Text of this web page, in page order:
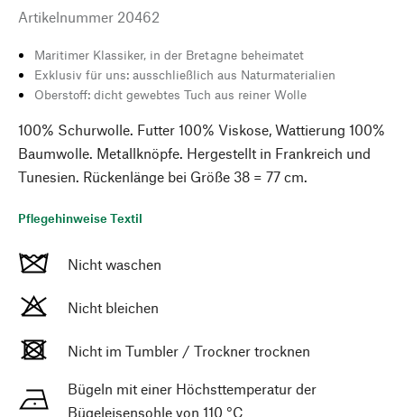
Artikelnummer 20462
Maritimer Klassiker, in der Bretagne beheimatet
Exklusiv für uns: ausschließlich aus Naturmaterialien
Oberstoff: dicht gewebtes Tuch aus reiner Wolle
100% Schurwolle. Futter 100% Viskose, Wattierung 100%
Baumwolle. Metallknöpfe. Hergestellt in Frankreich und
Tunesien. Rückenlänge bei Größe 38 = 77 cm.
Pflegehinweise Textil
Nicht waschen
Nicht bleichen
Nicht im Tumbler / Trockner trocknen
Bügeln mit einer Höchsttemperatur der
Bügeleisensohle von 110 °C